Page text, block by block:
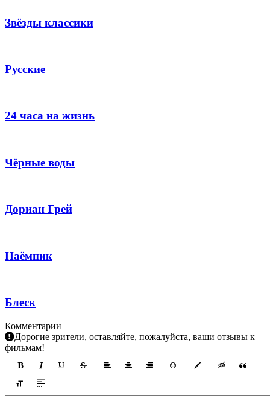
Звёзды классики
Русские
24 часа на жизнь
Чёрные воды
Дориан Грей
Наёмник
Блеск
Комментарии
Дорогие зрители, оставляйте, пожалуйста, ваши отзывы к
фильмам!